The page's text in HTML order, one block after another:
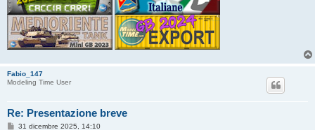
Fabio_147
Modeling Time User
Re: Presentazione breve
M31 dicembre 2025, 14:10